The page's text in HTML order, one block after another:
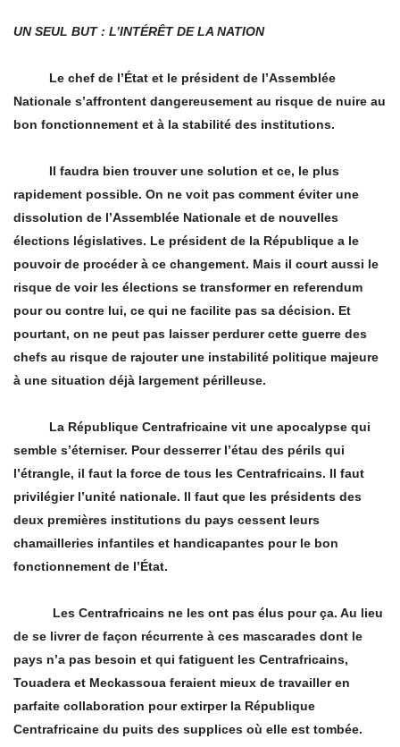
UN SEUL BUT : L’INTÉRÊT DE LA NATION
Le chef de l’État et le président de l’Assemblée
Nationale s’affrontent dangereusement au risque de nuire au
bon fonctionnement et à la stabilité des institutions.
Il faudra bien trouver une solution et ce, le plus
rapidement possible. On ne voit pas comment éviter une
dissolution de l’Assemblée Nationale et de nouvelles
élections législatives. Le président de la République a le
pouvoir de procéderà ce changement. Mais il court aussi le
risque de voir les élections se transformer en referendum
pour ou contre lui, ce qui ne facilite pas sa décision. Et
pourtant, on ne peut pas laisser perdurer cette guerre des
chefs au risque de rajouter une instabilité politique majeure
à une situation déjà largement périlleuse.
La République Centrafricaine vit une apocalypse qui
semble s’éterniser. Pour desserrer l’étau des périls qui
l’étrangle, il faut la force de tous les Centrafricains. Il faut
privilégier l’unité nationale. Il faut que les présidents des
deux premières institutions du pays cessent leurs
chamailleries infantiles et handicapantes pour le bon
fonctionnement de l’État.
Les Centrafricains ne les ont pas élus pourça. Au lieu
de se livrer de façon récurrente à ces mascarades dont le
pays n’a pas besoin et qui fatiguent les Centrafricains,
Touadera et Meckassoua feraient mieux de travailler en
parfaite collaboration pour extirper la République
Centrafricaine du puits des supplices où elle est tombée.